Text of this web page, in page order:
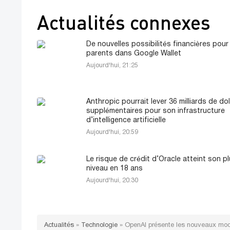
Actualités connexes
De nouvelles possibilités financières pour
parents dans Google Wallet
Aujourd'hui, 21:25
Anthropic pourrait lever 36 milliards de
supplémentaires pour son infrastructure
d’intelligence artificielle
Aujourd'hui, 20:59
Le risque de crédit d’Oracle atteint son
niveau en 18 ans
Aujourd'hui, 20:30
Actualités » Technologie » OpenAI présente les nouveaux